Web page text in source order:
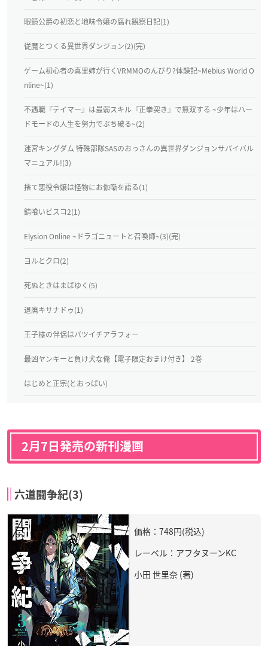
眼鏡公爵の初恋と地味令嬢の腐れ観察日記(1)
従魔とつくる異世界ダンジョン(2)(完)
ゲーム初心者の真里姉が行くVRMMOのんびり?体験記~Mebius World O
nline~(1)
不遇職『テイマー』は最弱スキル『正拳突き』で無双する ~少年はハー
ドモードの人生を努力でぶち破る~(2)
迷宮キングダム 特殊部隊SASのおっさんの異世界ダンジョンサバイバル
マニュアル!(3)
捨て悪役令嬢は怪物にお伽噺を語る(1)
錆喰いビスコ2(1)
Elysion Online ~ドラゴニュートと召喚師~(3)(完)
ヨルとクロ(2)
死ぬときはまばゆく(5)
退廃キサナドゥ(1)
王子様の伴侶はバツイチアラフォー
最凶ヤンキーと負け犬な俺【電子限定おまけ付き】 2巻
はじめと正宗(とおっぱい)
2月7日発売の新刊漫画
六道闘争紀(3)
価格：748円(税込)
レーベル：アフタヌーンKC
小田 世里奈 (著)